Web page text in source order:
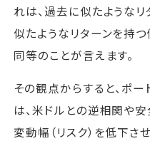
れは、過去に似たような
似たようなリターンを持つ
同等のことが言えます。
その観点からすると、ポ
は、米ドルとの逆相関や
変動幅（リスク）を低下さ